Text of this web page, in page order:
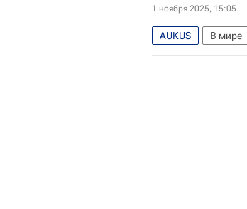
1 ноября 2025, 15:05
AUKUS В мире